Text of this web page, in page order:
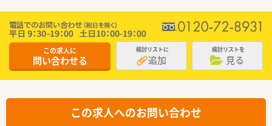
この求人に
問い合わせる
検討リストに
追加
検討リストを
見る
この求人へのお問い合わせ